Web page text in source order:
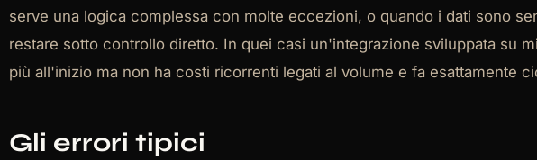
serve una logica complessa con molte eccezioni, o quando i dati sono
restare sotto controllo diretto. In quei casi un'integrazione sviluppata su
più all'inizio ma non ha costi ricorrenti legati al volume e fa esattamente
Gli errori tipici